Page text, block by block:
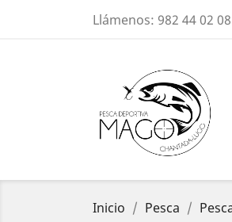
Llámenos: 982 44 02 08
Inicio Pesca